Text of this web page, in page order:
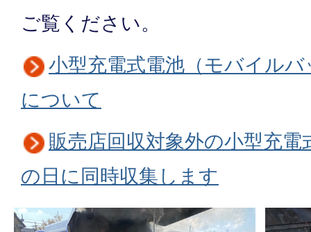
ご覧ください。
小型充電式電池（モバイル
について
販売店回収対象外の小型充
の日に同時収集します